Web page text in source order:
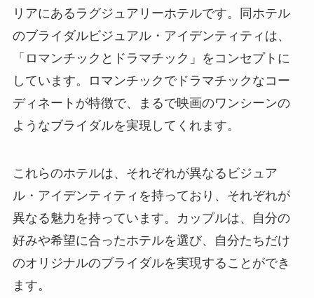
リアにあるラグジュアリーホテルです。同ホテル
のブライダルビジュアル・アイデンティティは、
「ロマンチックとドラマチック」をコンセプトに
しています。ロマンチックでドラマチックなコー
ディネートが特徴で、まるで映画のワンシーンの
ようなブライダルを実現してくれます。
これらのホテルは、それぞれが異なるビジュア
ル・アイデンティティを持っており、それぞれが
異なる魅力を持っています。カップルは、自分の
好みや希望に合ったホテルを選び、自分たちだけ
のオリジナルのブライダルを実現することができ
ます。